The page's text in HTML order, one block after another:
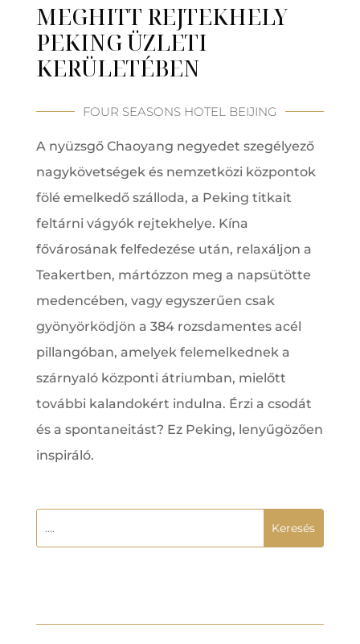
MEGHITT REJTEKHELY
PEKING ÜZLETI
KERÜLETÉBEN
FOUR SEASONS HOTEL BEIJING
A nyüzsgő Chaoyang negyedet szegélyező
nagykövetségek és nemzetközi központok
fölé emelkedő szálloda, a Peking titkait
feltárni vágyók rejtekhelye. Kína
fővárosának felfedezése után, relaxáljon a
Teakertben, mártózzon meg a napsütötte
medencében, vagy egyszerűen csak
gyönyörködjön a 384 rozsdamentes acél
pillangóban, amelyek felemelkednek a
szárnyaló központi átriumban, mielőtt
további kalandokért indulna. Érzi a csodát
és a spontaneitást? Ez Peking, lenyűgözően
inspiráló.